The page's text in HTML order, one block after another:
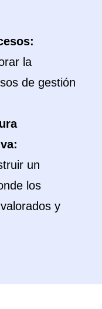
la
de gestión
un
los
y